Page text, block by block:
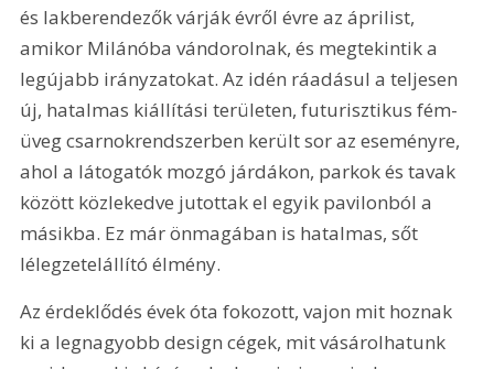
és lakberendezők várják évről évre az áprilist,
amikor Milánóba vándorolnak, és megtekintik a
legújabb irányzatokat. Az idén ráadásul a teljesen
új, hatalmas kiállítási területen, futurisztikus fém-
üveg csarnokrendszerben került sor az eseményre,
ahol a látogatók mozgó járdákon, parkok és tavak
között közlekedve jutottak el egyik pavilonból a
másikba. Ez már önmagában is hatalmas, sőt
lélegzetelállító élmény.
Az érdeklődés évek óta fokozott, vajon mit hoznak
ki a legnagyobb design cégek, mit vásárolhatunk